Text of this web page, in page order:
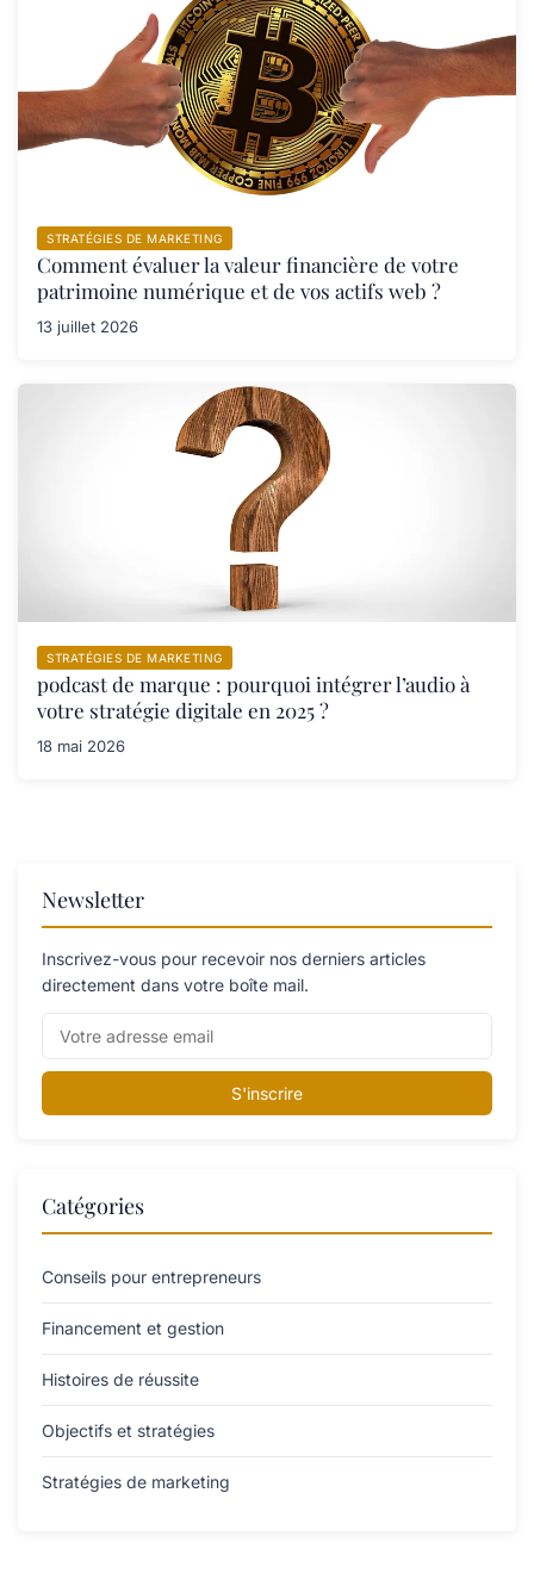
STRATÉGIES DE MARKETING
Comment évaluer la valeur financière de votre
patrimoine numérique et de vos actifs web ?
13 juillet 2026
STRATÉGIES DE MARKETING
podcast de marque : pourquoi intégrer l’audio à
votre stratégie digitale en 2025 ?
18 mai 2026
Newsletter
Inscrivez-vous pour recevoir nos derniers articles
directement dans votre boîte mail.
S'inscrire
Catégories
Conseils pour entrepreneurs
Financement et gestion
Histoires de réussite
Objectifs et stratégies
Stratégies de marketing